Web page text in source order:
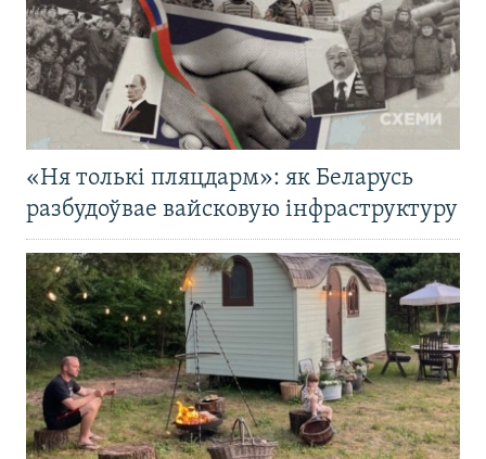
«Ня толькі пляцдарм»: як Беларусь
разбудоўвае вайсковую інфраструктуру